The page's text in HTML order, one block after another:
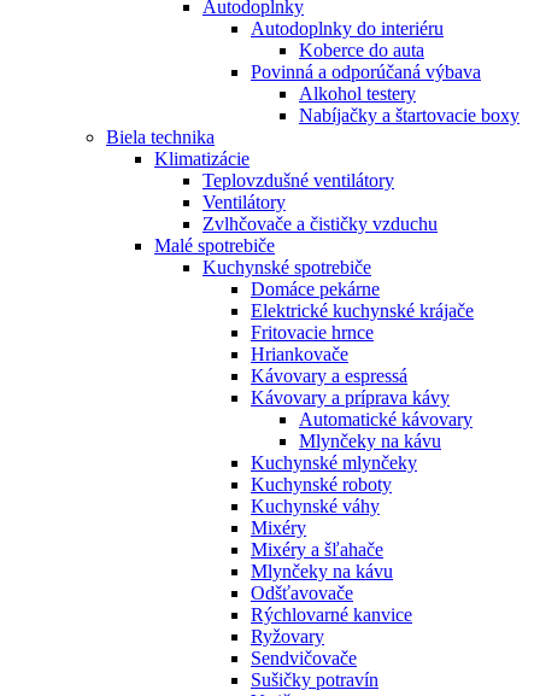
Autodoplnky
Autodoplnky do interiéru
Koberce do auta
Povinná a odporúčaná výbava
Alkohol testery
Nabíjačky a štartovacie boxy
Biela technika
Klimatizácie
Teplovzdušné ventilátory
Ventilátory
Zvlhčovače a čističky vzduchu
Malé spotrebiče
Kuchynské spotrebiče
Domáce pekárne
Elektrické kuchynské krájače
Fritovacie hrnce
Hriankovače
Kávovary a espressá
Kávovary a príprava kávy
Automatické kávovary
Mlynčeky na kávu
Kuchynské mlynčeky
Kuchynské roboty
Kuchynské váhy
Mixéry
Mixéry a šľahače
Mlynčeky na kávu
Odšťavovače
Rýchlovarné kanvice
Ryžovary
Sendvičovače
Sušičky potravín